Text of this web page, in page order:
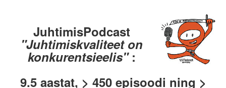
JuhtimisPodcast
"Juhtimiskvaliteet on
konkurentsieelis" :
9.5 aastat, > 450 episoodi ning >